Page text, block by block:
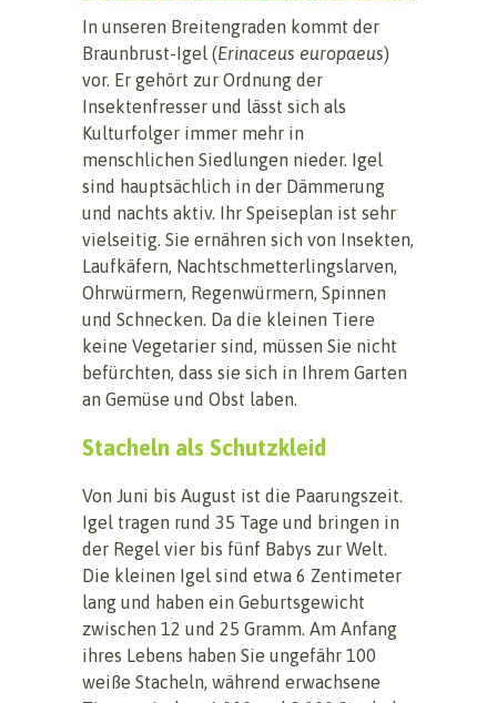
In unseren Breitengraden kommt der
Braunbrust-Igel (Erinaceus europaeus)
vor. Er gehört zur Ordnung der
Insektenfresser und lässt sich als
Kulturfolger immer mehr in
menschlichen Siedlungen nieder. Igel
sind hauptsächlich in der Dämmerung
und nachts aktiv. Ihr Speiseplan ist sehr
vielseitig. Sie ernähren sich von Insekten,
Laufkäfern, Nachtschmetterlingslarven,
Ohrwürmern, Regenwürmern, Spinnen
und Schnecken. Da die kleinen Tiere
keine Vegetarier sind, müssen Sie nicht
befürchten, dass sie sich in Ihrem Garten
an Gemüse und Obst laben.
Stacheln als Schutzkleid
Von Juni bis August ist die Paarungszeit.
Igel tragen rund 35 Tage und bringen in
der Regel vier bis fünf Babys zur Welt.
Die kleinen Igel sind etwa 6 Zentimeter
lang und haben ein Geburtsgewicht
zwischen 12 und 25 Gramm. Am Anfang
ihres Lebens haben Sie ungefähr 100
weiße Stacheln, während erwachsene